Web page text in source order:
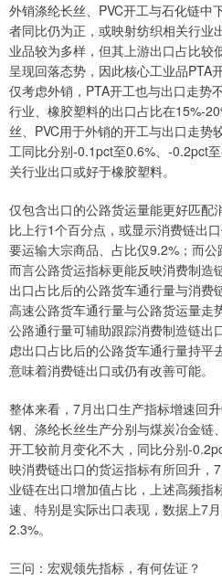
外销涤纶长丝、PVC开工与石化链中
者同比仍为正，或映射纺织相关行业
业品较为多样，但其上游出口占比
呈现回落态势，因此核心工业品PTA
仅考虑外销，PTA开工也与出口走势
行业、橡胶塑料的出口占比在15%-
丝、PVC用于外销的开工与出口走势
工同比分别-0.1pct至0.6%、-0.2pct
关行业出口或好于橡胶塑料。
仅包含出口的公路货运量能更好匹配
比上行1个百分点，或显示消费链出
要运输大宗商品、占比仅9.2%；而
而言公路货运指标更能反映消费制造
出口占比后的公路货车通行量与消费
高速公路货车通行量与公路货运量走
公路通行量可辅助跟踪消费制造链出
虑出口占比后的公路货车通行量持平
意味着消费链出口或仍有改善可能。
整体来看，7月出口生产指标增速回
钢、涤纶长丝生产分别与煤炭冶金链
开工较前月变化不大，同比分别-
映消费链出口的货运指标有所回升，
业链在出口增加值占比，上述高频指
速、特别是实际出口表现，数据上7
2.3%。
三问：宏观领先指标，有何佐证？